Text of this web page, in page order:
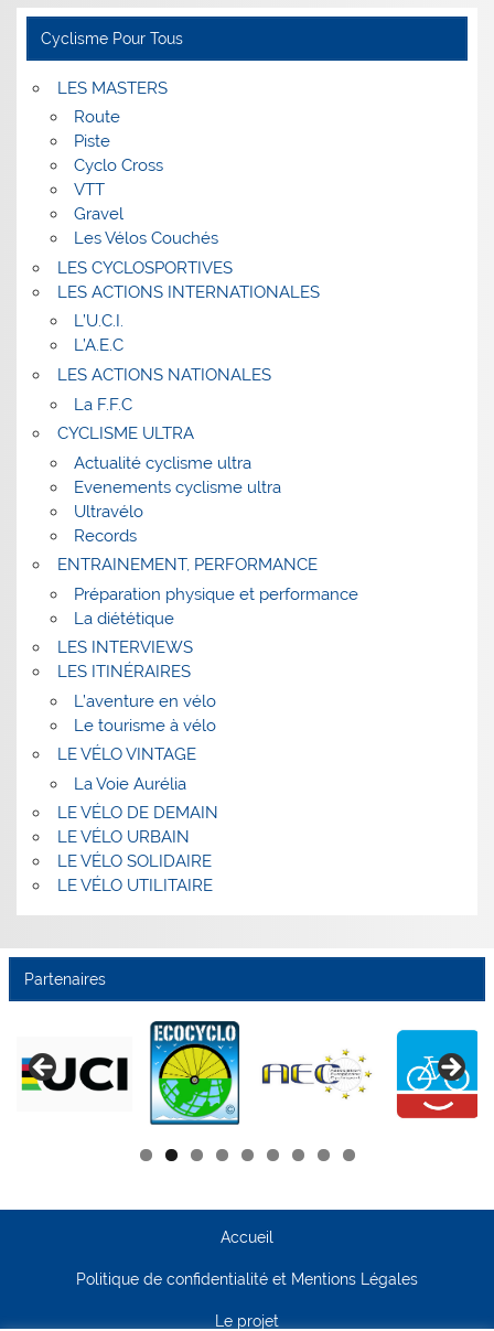
Cyclisme Pour Tous
LES MASTERS
Route
Piste
Cyclo Cross
VTT
Gravel
Les Vélos Couchés
LES CYCLOSPORTIVES
LES ACTIONS INTERNATIONALES
L’U.C.I.
L’A.E.C
LES ACTIONS NATIONALES
La F.F.C
CYCLISME ULTRA
Actualité cyclisme ultra
Evenements cyclisme ultra
Ultravélo
Records
ENTRAINEMENT, PERFORMANCE
Préparation physique et performance
La diététique
LES INTERVIEWS
LES ITINÉRAIRES
L’aventure en vélo
Le tourisme à vélo
LE VÉLO VINTAGE
La Voie Aurélia
LE VÉLO DE DEMAIN
LE VÉLO URBAIN
LE VÉLO SOLIDAIRE
LE VÉLO UTILITAIRE
Partenaires
Accueil
Politique de confidentialité et Mentions Légales
Le projet